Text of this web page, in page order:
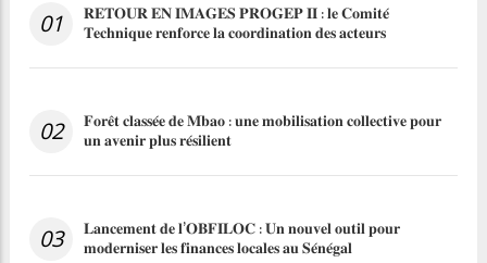
01 𝐑𝐄𝐓𝐎𝐔𝐑 𝐄𝐍 𝐈𝐌𝐀𝐆𝐄𝐒 𝐏𝐑𝐎𝐆𝐄𝐏 𝐈𝐈 : 𝐥𝐞 𝐂𝐨𝐦𝐢𝐭𝐞́
𝐓𝐞𝐜𝐡𝐧𝐢𝐪𝐮𝐞 𝐫𝐞𝐧𝐟𝐨𝐫𝐜𝐞 𝐥𝐚 𝐜𝐨𝐨𝐫𝐝𝐢𝐧𝐚𝐭𝐢𝐨𝐧 𝐝𝐞𝐬 𝐚𝐜𝐭𝐞𝐮𝐫𝐬
02 𝐅𝐨𝐫𝐞̂𝐭 𝐜𝐥𝐚𝐬𝐬𝐞́𝐞 𝐝𝐞 𝐌𝐛𝐚𝐨 : 𝐮𝐧𝐞 𝐦𝐨𝐛𝐢𝐥𝐢𝐬𝐚𝐭𝐢𝐨𝐧 𝐜𝐨𝐥𝐥𝐞𝐜𝐭𝐢𝐯𝐞 𝐩𝐨𝐮𝐫
𝐮𝐧 𝐚𝐯𝐞𝐧𝐢𝐫 𝐩𝐥𝐮𝐬 𝐫𝐞́𝐬𝐢𝐥𝐢𝐞𝐧𝐭
03 𝐋𝐚𝐧𝐜𝐞𝐦𝐞𝐧𝐭 𝐝𝐞 𝐥’𝐎𝐁𝐅𝐈𝐋𝐎𝐂 : 𝐔𝐧 𝐧𝐨𝐮𝐯𝐞𝐥 𝐨𝐮𝐭𝐢𝐥 𝐩𝐨𝐮𝐫
𝐦𝐨𝐝𝐞𝐫𝐧𝐢𝐬𝐞𝐫 𝐥𝐞𝐬 𝐟𝐢𝐧𝐚𝐧𝐜𝐞𝐬 𝐥𝐨𝐜𝐚𝐥𝐞𝐬 𝐚𝐮 𝐒𝐞́𝐧𝐞́𝐠𝐚𝐥